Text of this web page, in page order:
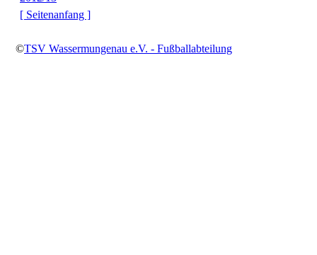
[ Seitenanfang ]
©TSV Wassermungenau e.V. - Fußballabteilung